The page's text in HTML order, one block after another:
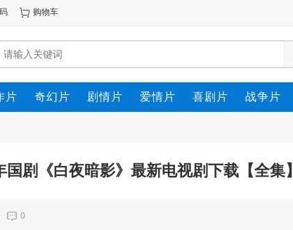
购物车
片 奇幻片 剧情片 爱情片 喜剧片 战争片
国剧《白夜暗影》最新电视剧下载【全集】
0